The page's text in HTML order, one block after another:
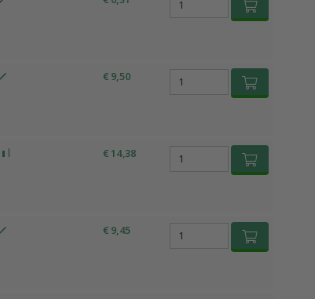
€ 9,50
€ 14,38
€ 9,45